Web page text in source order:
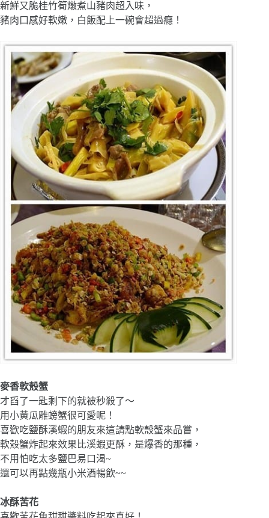
新鮮又脆桂竹筍燉煮山豬肉超入味，
豬肉口感好軟嫩，白飯配上一碗會超過癮！
麥香軟殼蟹
才舀了一匙剩下的就被秒殺了～
用小黃瓜雕螃蟹很可愛呢！
喜歡吃鹽酥溪蝦的朋友來這請點軟殼蟹來品嘗，
軟殼蟹炸起來效果比溪蝦更酥，是爆香的那種，
不用怕吃太多鹽巴易口渴~
還可以再點幾瓶小米酒暢飲~~
冰酥苦花